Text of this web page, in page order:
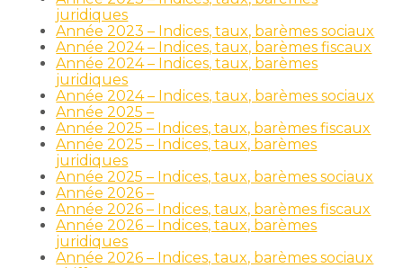
juridiques
Année 2023 – Indices, taux, barèmes sociaux
Année 2024 – Indices, taux, barèmes fiscaux
Année 2024 – Indices, taux, barèmes
juridiques
Année 2024 – Indices, taux, barèmes sociaux
Année 2025 –
Année 2025 – Indices, taux, barèmes fiscaux
Année 2025 – Indices, taux, barèmes
juridiques
Année 2025 – Indices, taux, barèmes sociaux
Année 2026 –
Année 2026 – Indices, taux, barèmes fiscaux
Année 2026 – Indices, taux, barèmes
juridiques
Année 2026 – Indices, taux, barèmes sociaux